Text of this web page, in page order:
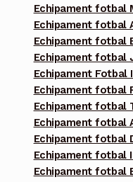
Echipament fotbal
Echipament fotbal
Echipament fotbal
Echipament fotbal
Echipament Fotbal
Echipament fotbal
Echipament fotbal
Echipament fotbal
Echipament fotbal
Echipament fotbal
Echipament fotbal